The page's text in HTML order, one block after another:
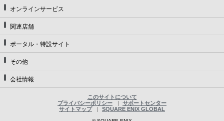
オンラインサービス
関連店舗
ポータル・特設サイト
その他
会社情報
このサイトについて
プライバシーポリシー
サポートセンター
サイトマップ
SQUARE ENIX GLOBAL